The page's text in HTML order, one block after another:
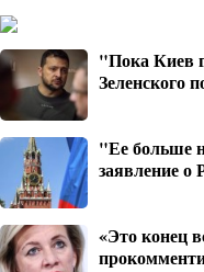
"Пока Киев
Зеленского
"Ее больше
заявление о
«Это конец